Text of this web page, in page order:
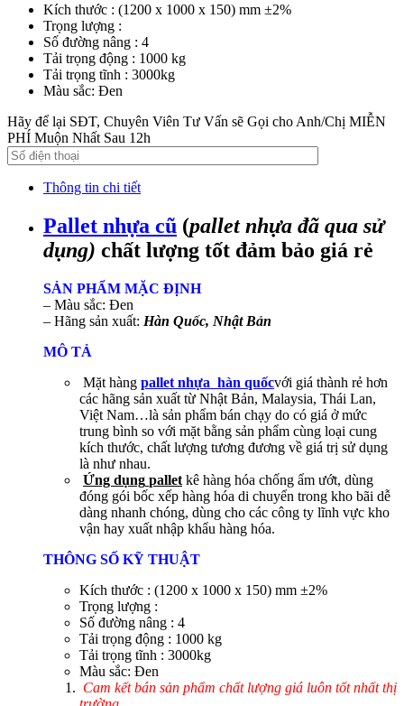
Kích thước : (1200 x 1000 x 150) mm ±2%
Trọng lượng :
Số đường nâng : 4
Tải trọng động : 1000 kg
Tải trọng tĩnh : 3000kg
Màu sắc: Đen
Hãy để lại SĐT, Chuyên Viên Tư Vấn sẽ Gọi cho Anh/Chị MIỄN
PHÍ Muộn Nhất Sau 12h
Thông tin chi tiết
Pallet nhựa cũ (pallet nhựa đã qua sử
dụng) chất lượng tốt đảm bảo giá rẻ
SẢN PHẨM MẶC ĐỊNH
– Màu sắc: Đen
– Hãng sản xuất: Hàn Quốc, Nhật Bản
MÔ TẢ
Mặt hàng pallet nhựa hàn quốcvới giá thành rẻ hơn
các hãng sản xuất từ Nhật Bản, Malaysia, Thái Lan,
Việt Nam…là sản phẩm bán chạy do có giá ở mức
trung bình so với mặt bằng sản phẩm cùng loại cung
kích thước, chất lượng tương đương về giá trị sử dụng
là như nhau.
Ứng dụng pallet kê hàng hóa chống ẩm ướt, dùng
đóng gói bốc xếp hàng hóa di chuyển trong kho bãi dễ
dàng nhanh chóng, dùng cho các công ty lĩnh vực kho
vận hay xuất nhập khẩu hàng hóa.
THÔNG SỐ KỸ THUẬT
Kích thước : (1200 x 1000 x 150) mm ±2%
Trọng lượng :
Số đường nâng : 4
Tải trọng động : 1000 kg
Tải trọng tĩnh : 3000kg
Màu sắc: Đen
Cam kết bán sản phẩm chất lượng giá luôn tốt nhất thị